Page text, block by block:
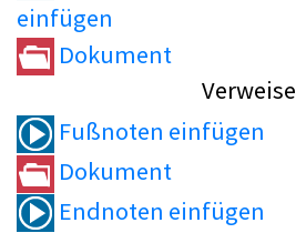
einfügen
Dokument
Verweise
Fußnoten einfügen
Dokument
Endnoten einfügen